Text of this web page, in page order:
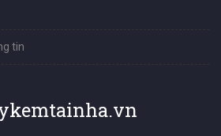
tin